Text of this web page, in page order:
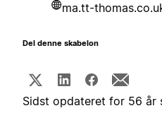
ma.tt-
Del denne skabelon
Sidst opdateret for 56 år